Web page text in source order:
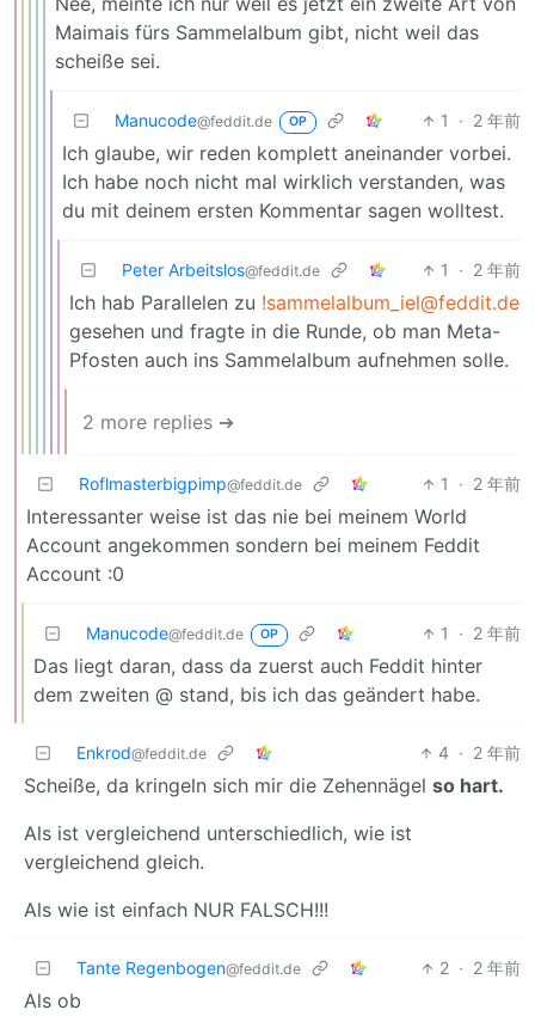
Maimais fürs Sammelalbum gibt, nicht weil das
scheiße sei.
Manucode@feddit.de OP 1 · 2 年前
Ich glaube, wir reden komplett aneinander vorbei.
Ich habe noch nicht mal wirklich verstanden, was
du mit deinem ersten Kommentar sagen wolltest.
Peter Arbeitslos@feddit.de 1 · 2 年前
Ich hab Parallelen zu !sammelalbum_iel@feddit.de
gesehen und fragte in die Runde, ob man Meta-
Pfosten auch ins Sammelalbum aufnehmen solle.
2 more replies ➔
Roflmasterbigpimp@feddit.de 1 · 2 年前
Interessanter weise ist das nie bei meinem World
Account angekommen sondern bei meinem Feddit
Account :0
Manucode@feddit.de OP 1 · 2 年前
Das liegt daran, dass da zuerst auch Feddit hinter
dem zweiten @ stand, bis ich das geändert habe.
Enkrod@feddit.de 4 · 2 年前
Scheiße, da kringeln sich mir die Zehennägel so hart.
Als ist vergleichend unterschiedlich, wie ist
vergleichend gleich.
Als wie ist einfach NUR FALSCH!!!
Tante Regenbogen@feddit.de 2 · 2 年前
Als ob